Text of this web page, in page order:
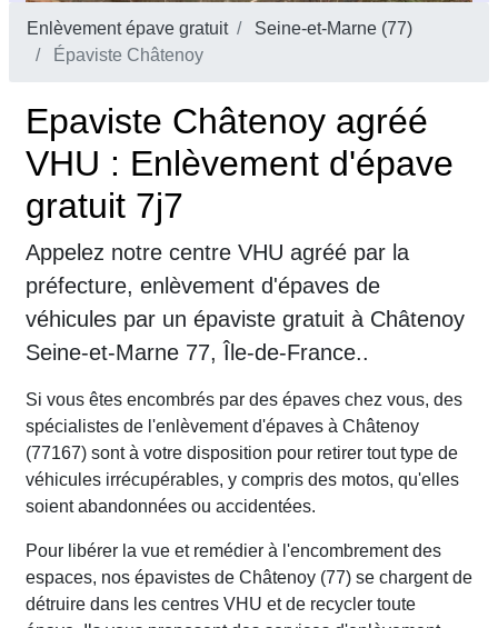
Enlèvement épave gratuit
Seine-et-Marne (77)
Épaviste Châtenoy
Epaviste Châtenoy agréé
VHU : Enlèvement d'épave
gratuit 7j7
Appelez notre centre VHU agréé par la
préfecture, enlèvement d'épaves de
véhicules par un épaviste gratuit à Châtenoy
Seine-et-Marne 77, Île-de-France..
Si vous êtes encombrés par des épaves chez vous, des
spécialistes de l'enlèvement d'épaves à Châtenoy
(77167) sont à votre disposition pour retirer tout type de
véhicules irrécupérables, y compris des motos, qu'elles
soient abandonnées ou accidentées.
Pour libérer la vue et remédier à l'encombrement des
espaces, nos épavistes de Châtenoy (77) se chargent de
détruire dans les centres VHU et de recycler toute